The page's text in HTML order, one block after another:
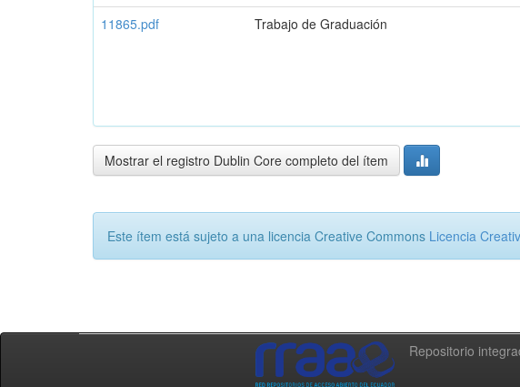
11865.pdf
Trabajo de Graduación
Mostrar el registro Dublin Core completo del ítem
Este ítem está sujeto a una licencia Creative Commons Licencia
Repositorio